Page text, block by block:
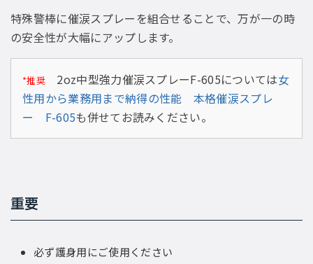
特殊警棒に催涙スプレーを組合せることで、万が一の時
の安全性が大幅にアップします。
*推奨2oz中型強力催涙スプレーF-605については女
性用から業務用まで納得の性能 本格催涙スプレ
ー F-605も併せてお読みください。
重要
必ず護身用にご使用ください